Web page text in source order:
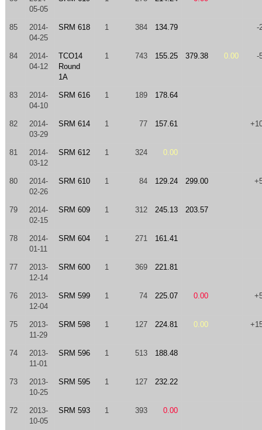
05-05
85
2014-
04-25
SRM 618 1 384 134.79 -
84
2014-
04-12
TCO14
Round
1A
1 743 155.25 379.38 0.00 -
83
2014-
04-10
SRM 616 1 189 178.64
82
2014-
03-29
SRM 614 1 77 157.61
81
2014-
03-12
SRM 612 1 324 0.00
80
2014-
02-26
SRM 610 1 84 129.24 299.00
79
2014-
02-15
SRM 609 1 312 245.13 203.57
78
2014-
01-11
SRM 604 1 271 161.41
77
2013-
12-14
SRM 600 1 369 221.81
76
2013-
12-04
SRM 599 1 74 225.07 0.00
75
2013-
11-29
SRM 598 1 127 224.81 0.00
74
2013-
11-01
SRM 596 1 513 188.48
73
2013-
10-25
SRM 595 1 127 232.22
72
2013-
10-05
SRM 593 1 393 0.00